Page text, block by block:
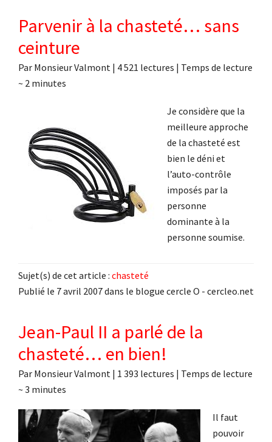
Parvenir à la chasteté… sans
ceinture
Par Monsieur Valmont | 4 521 lectures | Temps de lecture
~ 2 minutes
Je considère que la
meilleure approche
de la chasteté est
bien le déni et
l’auto-contrôle
imposés par la
personne
dominante à la
personne soumise.
Sujet(s) de cet article : chasteté
Publié le 7 avril 2007 dans le blogue cercle O - cercleo.net
Jean-Paul II a parlé de la
chasteté… en bien!
Par Monsieur Valmont | 1 393 lectures | Temps de lecture
~ 3 minutes
Il faut
pouvoir